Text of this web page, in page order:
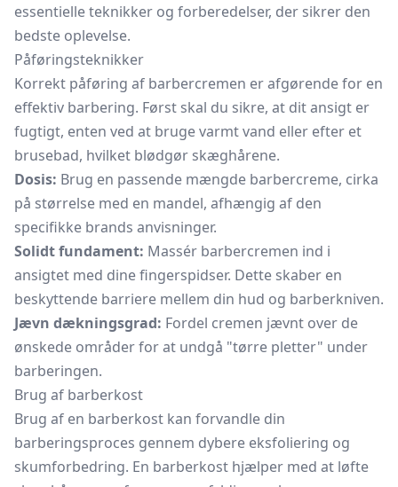
essentielle teknikker og forberedelser, der sikrer den
bedste oplevelse.
Påføringsteknikker
Korrekt påføring af barbercremen er afgørende for en
effektiv barbering. Først skal du sikre, at dit ansigt er
fugtigt, enten ved at bruge varmt vand eller efter et
brusebad, hvilket blødgør skæghårene.
Dosis: Brug en passende mængde barbercreme, cirka
på størrelse med en mandel, afhængig af den
specifikke brands anvisninger.
Solidt fundament: Massér barbercremen ind i
ansigtet med dine fingerspidser. Dette skaber en
beskyttende barriere mellem din hud og barberkniven.
Jævn dækningsgrad: Fordel cremen jævnt over de
ønskede områder for at undgå "tørre pletter" under
barberingen.
Brug af barberkost
Brug af en barberkost kan forvandle din
barberingsproces gennem dybere eksfoliering og
skumforbedring. En barberkost hjælper med at løfte